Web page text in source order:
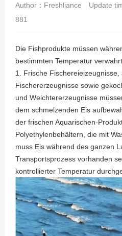
Author：Freshliance Update
881
Die Fishprodukte müssen
bestimmten Temperatur
1. Frische
Fischererzeugnisse sowie
und Weichtererzeugnisse
dem schmelzenden Eis
der frischen Aquarischen-
Polyethylenbehältern, die mit
muss Eis während des ganzen
Transportsprozess vorhanden
kontrollierter Temperatur